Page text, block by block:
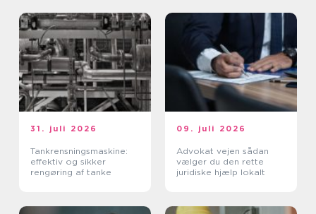
31. juli 2026
Tankrensningsmaskine:
effektiv og sikker
rengøring af tanke
09. juli 2026
Advokat vejen sådan
vælger du den rette
juridiske hjælp lokalt